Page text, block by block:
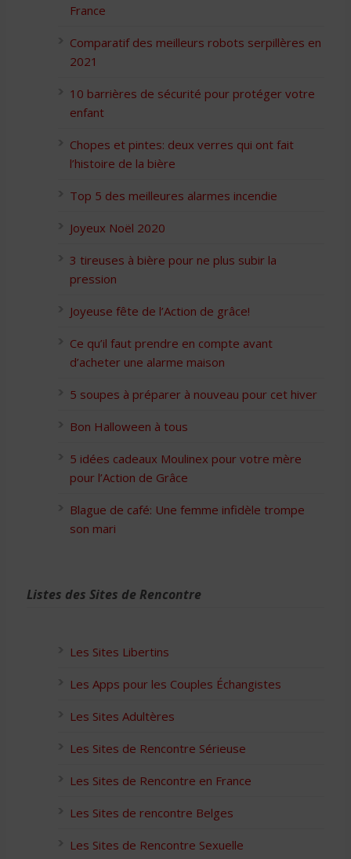
France
Comparatif des meilleurs robots serpillères en
2021
10 barrières de sécurité pour protéger votre
enfant
Chopes et pintes: deux verres qui ont fait
l’histoire de la bière
Top 5 des meilleures alarmes incendie
Joyeux Noël 2020
3 tireuses à bière pour ne plus subir la
pression
Joyeuse fête de l’Action de grâce!
Ce qu’il faut prendre en compte avant
d’acheter une alarme maison
5 soupes à préparer à nouveau pour cet hiver
Bon Halloween à tous
5 idées cadeaux Moulinex pour votre mère
pour l’Action de Grâce
Blague de café: Une femme infidèle trompe
son mari
Listes des Sites de Rencontre
Les Sites Libertins
Les Apps pour les Couples Échangistes
Les Sites Adultères
Les Sites de Rencontre Sérieuse
Les Sites de Rencontre en France
Les Sites de rencontre Belges
Les Sites de Rencontre Sexuelle